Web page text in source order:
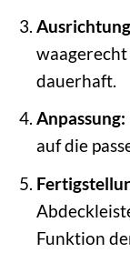
waagerecht
dauerhaft.
Anpassung:
auf die
Funktion